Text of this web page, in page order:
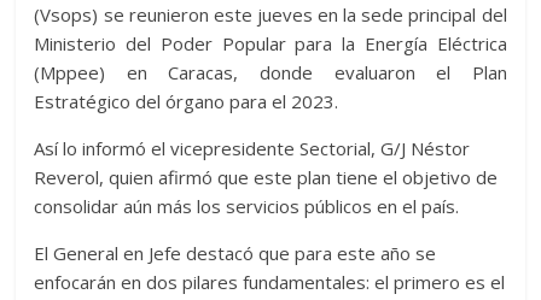
(Vsops) se reunieron este jueves en la sede principal del
Ministerio del Poder Popular para la Energía Eléctrica
(Mppee) en Caracas, donde evaluaron el Plan
Estratégico del órgano para el 2023.
Así lo informó el vicepresidente Sectorial, G/J Néstor
Reverol, quien afirmó que este plan tiene el objetivo de
consolidar aún más los servicios públicos en el país.
El General en Jefe destacó que para este año se
enfocarán en dos pilares fundamentales: el primero es el